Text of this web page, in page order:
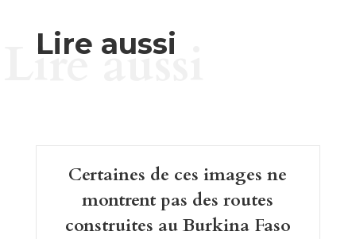
Lire aussi
Lire aussi
Certaines de ces images ne
montrent pas des routes
construites au Burkina Faso